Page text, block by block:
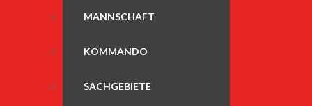
MANNSCHAFT
KOMMANDO
SACHGEBIETE